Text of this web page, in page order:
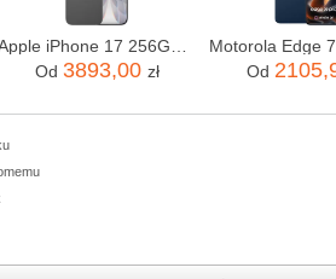
Od 3893,00 zł Od